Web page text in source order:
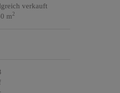
verkauft
m2